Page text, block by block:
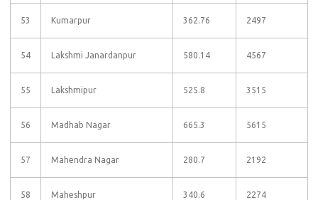
53 Kumarpur 362.76 2497
54 Lakshmi Janardanpur 580.14 4567
55 Lakshmipur 525.8 3515
56 Madhab Nagar 665.3 5615
57 Mahendra Nagar 280.7 2192
58 Maheshpur 340.6 2274